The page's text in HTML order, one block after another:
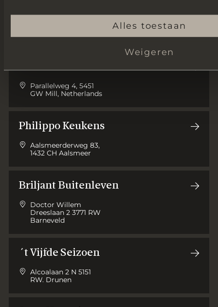
Alles toestaan
Weigeren
Parallelweg 4, 5451
GW Mill, Netherlands
Philippo Keukens
Aalsmeerderweg 83,
1432 CH Aalsmeer
Briljant Buitenleven
Doctor Willem
Dreeslaan 2 3771 RW
Barneveld
´t Vijfde Seizoen
Alcoalaan 2 N 5151
RW. Drunen